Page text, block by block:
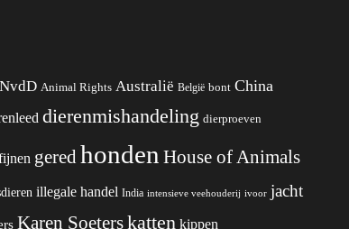
Animal Rights Australië België bont China
dierenmishandeling dierproeven
gered honden House of Animals
illegale handel India intensieve veehouderij ivoor jacht
Karen Soeterskatten kippen